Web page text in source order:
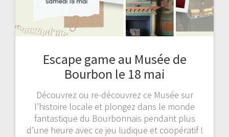
Escape game au Musée de
Bourbon le 18 mai
Découvrez ou re-découvrez ce Musée sur
l’histoire locale et plongez dans le monde
fantastique du Bourbonnais pendant plus
d’une heure avec ce jeu ludique et coopératif !